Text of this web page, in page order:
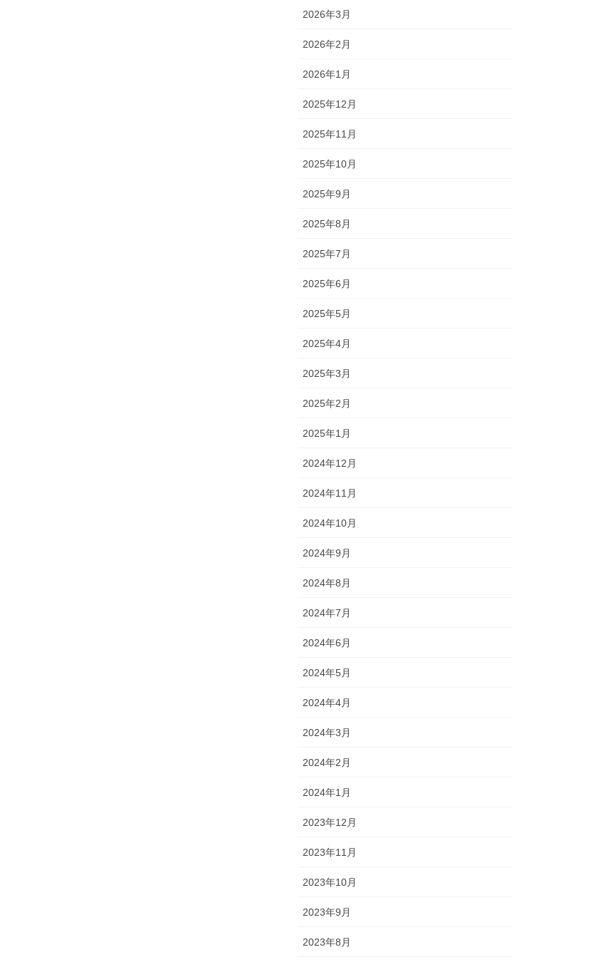
2026年3月
2026年2月
2026年1月
2025年12月
2025年11月
2025年10月
2025年9月
2025年8月
2025年7月
2025年6月
2025年5月
2025年4月
2025年3月
2025年2月
2025年1月
2024年12月
2024年11月
2024年10月
2024年9月
2024年8月
2024年7月
2024年6月
2024年5月
2024年4月
2024年3月
2024年2月
2024年1月
2023年12月
2023年11月
2023年10月
2023年9月
2023年8月